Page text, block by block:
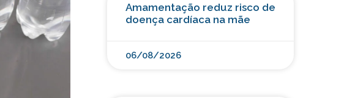
Amamentação reduz risco de
doença cardíaca na mãe
06/08/2026